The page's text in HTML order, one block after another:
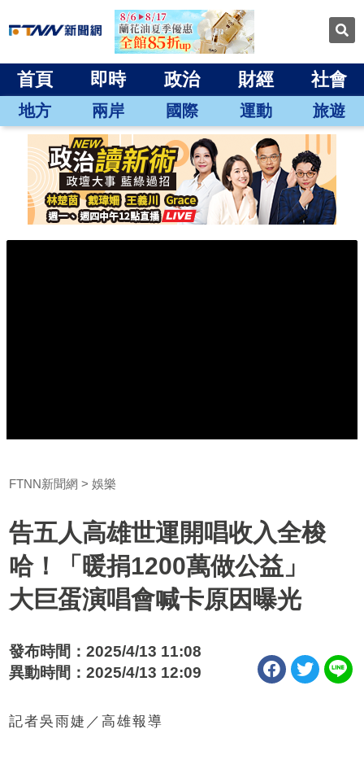
首頁 即時 政治 財經 社會
地方 兩岸 國際 運動 旅遊
FTNN新聞網 娛樂
告五人高雄世運開唱收入全梭
哈！「暖捐1200萬做公益」
大巨蛋演唱會喊卡原因曝光
發布時間：2025/4/13 11:08
異動時間：2025/4/13 12:09
記者吳雨婕／高雄報導